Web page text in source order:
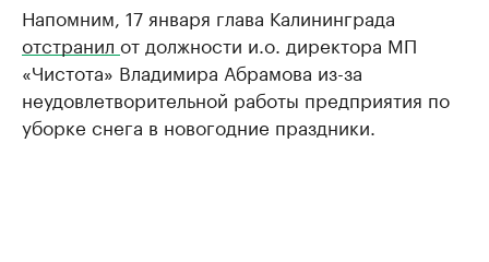
Напомним, 17 января глава Калининграда
отстранил от должности и.о. директора МП
«Чистота» Владимира Абрамова из-за
неудовлетворительной работы предприятия по
уборке снега в новогодние праздники.